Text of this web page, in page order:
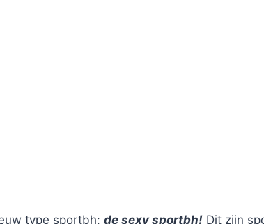
type sportbh: de sexy sportbh! Dit zijn